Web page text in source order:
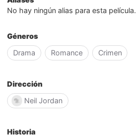
No hay ningún alias para esta película.
Géneros
Drama
Romance Crimen
Dirección
Neil Jordan
Historia